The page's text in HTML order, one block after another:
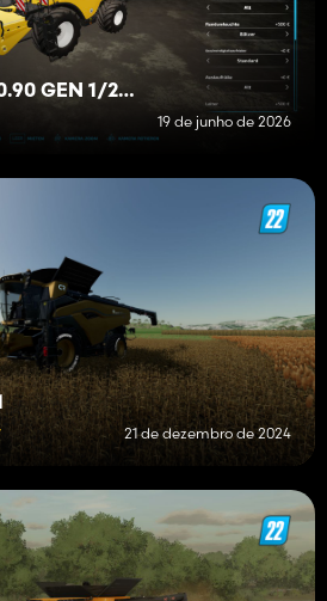
New Holland CR10.90 GEN 1/2/3
19 de junho de 2026
21 de dezembro de 2024